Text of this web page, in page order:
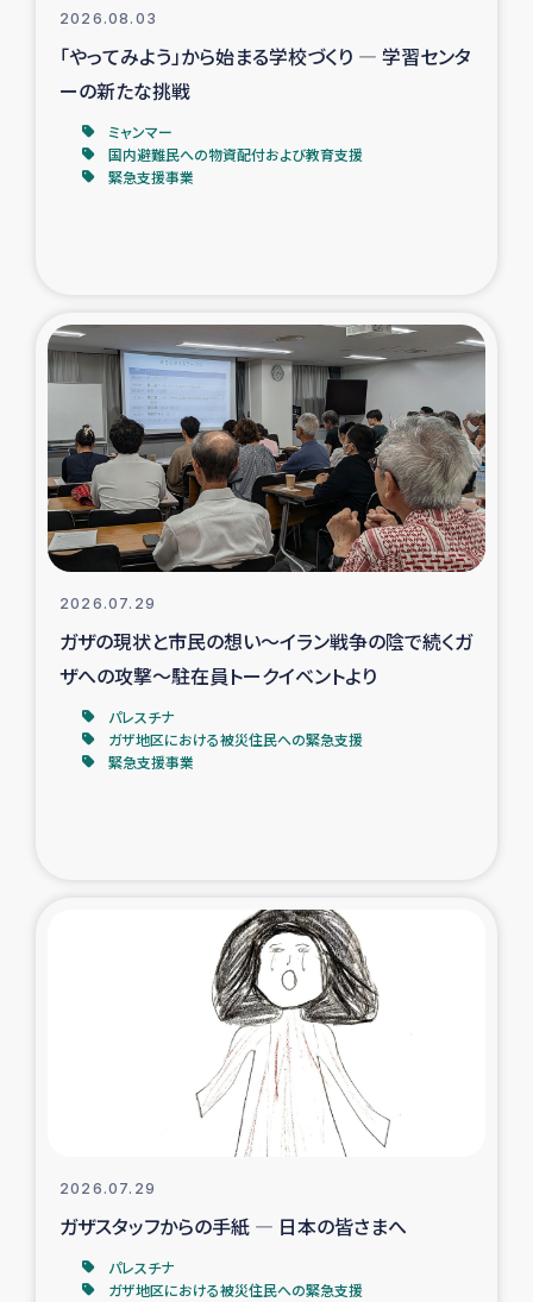
レバノンでのシリア難民・レバノン人への農業支援
海外ルーツの市民との共生
神原ゼミxパルシック
仮設住宅生活支援・農業復興支援
漁業復興支援
インターン・ボランティア日誌
経済自立支援事業
ガザ空爆被災者への食料支援と農家生産支援
ガザ地区における羊の畜産支援
ガザ地区酪農を通した女性グループの生計支援
ふりかけ普及と食生活改善による栄養改善事業
フェアトレード事業
緊急支援事業
女性の生計向上を通じた子どもの栄養改善事業
民際教育
食べる
2026.08.03
「やってみよう」から始まる学校づくり ― 学習センタ
ーの新たな挑戦
ミャンマー
国内避難民への物資配付および教育支援
緊急支援事業
2026.07.29
ガザの現状と市民の想い～イラン戦争の陰で続くガ
ザへの攻撃～駐在員トークイベントより
パレスチナ
ガザ地区における被災住民への緊急支援
緊急支援事業
2026.07.29
ガザスタッフからの手紙 ― 日本の皆さまへ
パレスチナ
ガザ地区における被災住民への緊急支援